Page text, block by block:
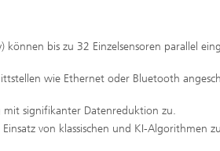
können bis zu 32 Einzelsensoren parallel
wie Ethernet oder Bluetooth
mit signifikanter Datenreduktion zu.
von klassischen und KI-Algorithmen